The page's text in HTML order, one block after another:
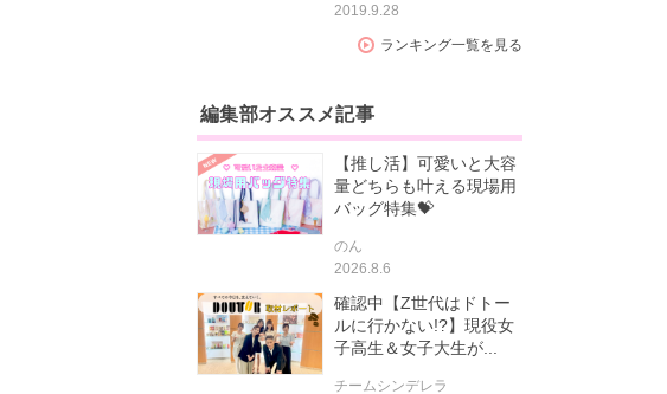
2019.9.28
ランキング一覧を見る
編集部オススメ記事
【推し活】可愛いと大容
量どちらも叶える現場用
バッグ特集💝
のん
2026.8.6
確認中【Z世代はドトー
ルに行かない!?】現役女
子高生＆女子大生が...
チームシンデレラ